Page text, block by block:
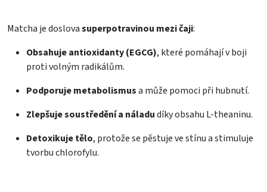
Matcha je doslovasuperpotravinou mezi čaji:
Obsahuje antioxidanty (EGCG), které pomáhají v boji
proti volným radikálům.
Podporuje metabolismusa může pomoci při hubnutí.
Zlepšuje soustředění a náladudíky obsahu L-theaninu.
Detoxikuje tělo, protože se pěstuje ve stínu a stimuluje
tvorbu chlorofylu.